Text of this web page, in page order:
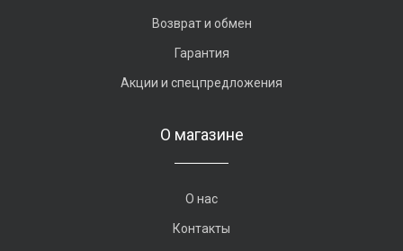
Возврат и обмен
Гарантия
Акции и спецпредложения
О магазине
О нас
Контакты